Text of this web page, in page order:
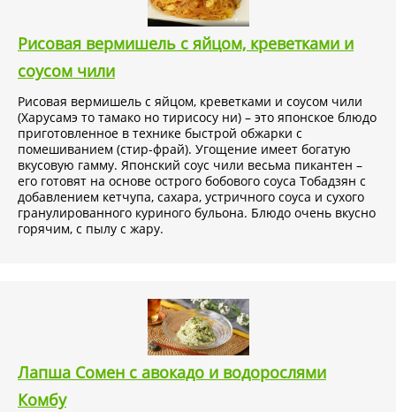
кунжутное масло, корейские продукты, масло из
семян кунжута, корейские приправы, сезамовое масло,
Daesang
Рисовая вермишель с яйцом, креветками и
соусом чили
Рисовая вермишель с яйцом, креветками и соусом чили
(Харусамэ то тамако но тирисосу ни) – это японское блюдо
приготовленное в технике быстрой обжарки с
помешиванием (стир-фрай). Угощение имеет богатую
вкусовую гамму. Японский соус чили весьма пикантен –
его готовят на основе острого бобового соуса Тобадзян с
добавлением кетчупа, сахара, устричного соуса и сухого
гранулированного куриного бульона. Блюдо очень вкусно
горячим, с пылу с жару.
Лапша Сомен с авокадо и водорослями
Комбу